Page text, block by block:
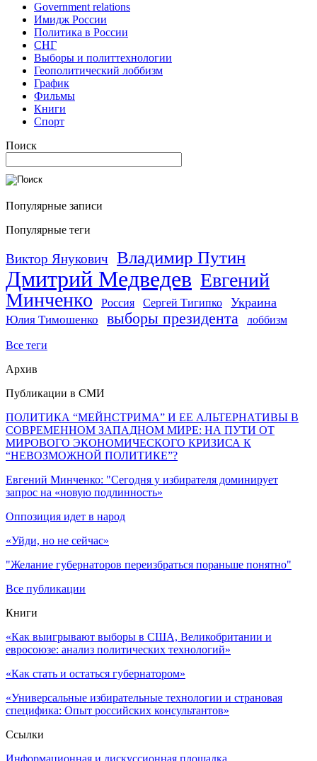
Government relations
Имидж России
Политика в России
СНГ
Выборы и политтехнологии
Геополитический лоббизм
График
Фильмы
Книги
Спорт
Поиск
Популярные записи
Популярные теги
Виктор Янукович Владимир Путин
Дмитрий Медведев Евгений
Минченко
Россия Сергей Тигипко Украина
Юлия Тимошенко выборы президента лоббизм
Все теги
Архив
Публикации в СМИ
ПОЛИТИКА “МЕЙНСТРИМА” И ЕЕ АЛЬТЕРНАТИВЫ В
СОВРЕМЕННОМ ЗАПАДНОМ МИРЕ: НА ПУТИ ОТ
МИРОВОГО ЭКОНОМИЧЕСКОГО КРИЗИСА К
“НЕВОЗМОЖНОЙ ПОЛИТИКЕ”?
Евгений Минченко: "Сегодня у избирателя доминирует
запрос на «новую подлинность»
Оппозиция идет в народ
«Уйди, но не сейчас»
"Желание губернаторов переизбраться пораньше понятно"
Все публикации
Книги
«Как выигрывают выборы в США, Великобритании и
евросоюзе: анализ политических технологий»
«Как стать и остаться губернатором»
«Универсальные избирательные технологии и страновая
специфика: Опыт российских консультантов»
Ссылки
Информационная и дискуссионная площадка